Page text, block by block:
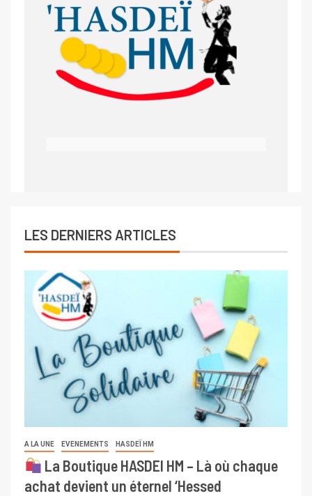
LES DERNIERS ARTICLES
A LA UNE EVENEMENTS HASDEÏ HM
La Boutique HASDEI HM – Là où chaque
achat devient un éternel ‘Hessed